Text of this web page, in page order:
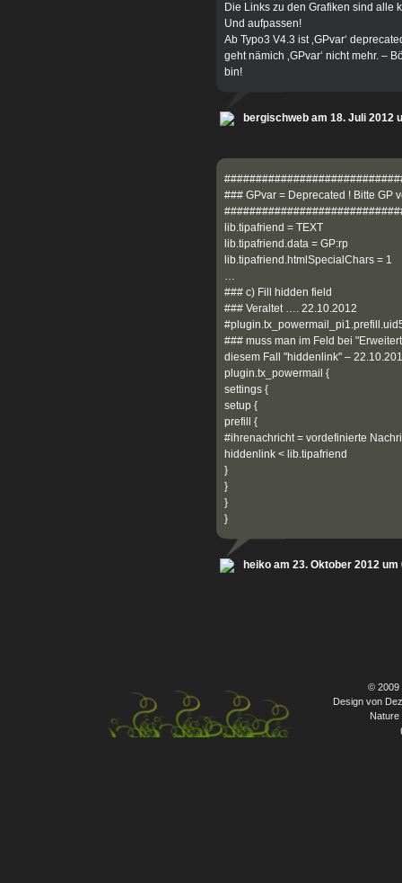
Die Links zu den Grafiken sind alle
Und aufpassen!
Ab Typo3 V4.3 ist ‚GPvar‘
geht nämich ‚GPvar‘ nicht mehr. –
bin!
bergischweb am 18. Juli 2012
### GPvar = Deprecated ! Bitte GP
lib.tipafriend = TEXT
lib.tipafriend.data = GP:rp
lib.tipafriend.htmlSpecialChars = 1
### c) Fill hidden field
### Veraltet …. 22.10.2012
### muss man im Feld bei
diesem Fall "hiddenlink" –
plugin.tx_powermail {
settings {
setup {
prefill {
#ihrenachricht = vordefinierte
hiddenlink < lib.tipafriend
}
}
}
}
heiko am 23. Oktober 2012 um
© 2009
Design von
Nature